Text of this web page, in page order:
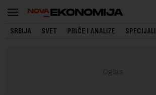
SRBIJA SVET PRIČE I ANALIZE SPECIJALI